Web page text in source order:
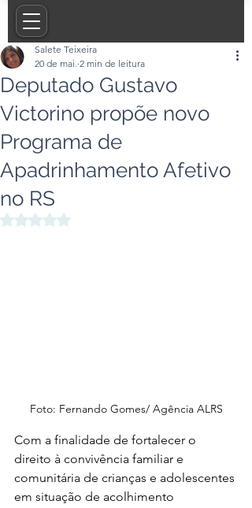
Deputado Gustavo
Victorino propõe novo
Programa de
Apadrinhamento Afetivo
no RS
Salete Teixeira
20 de mai. 2 min de leitura
Avaliado com NaN de 5 estrelas.
Foto: Fernando Gomes/ Agência ALRS
Com a finalidade de fortalecer o
direito à convivência familiar e
comunitária de crianças e adolescentes
em situação de acolhimento